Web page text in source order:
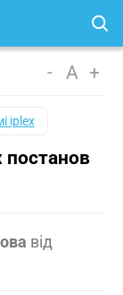
- A +
iplex
постанов
від